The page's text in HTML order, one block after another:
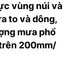
vùng núi và
to và dông,
mưa phổ
200mm/